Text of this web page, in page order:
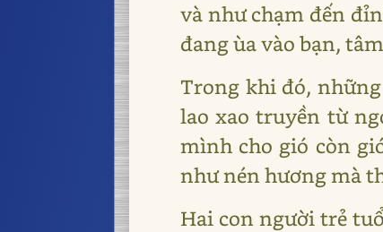
và như chạm đến
đang ùa vào bạn,
Trong khi đó,
lao xao truyền từ
mình cho gió còn
như nén hương mà
Hai con người trẻ